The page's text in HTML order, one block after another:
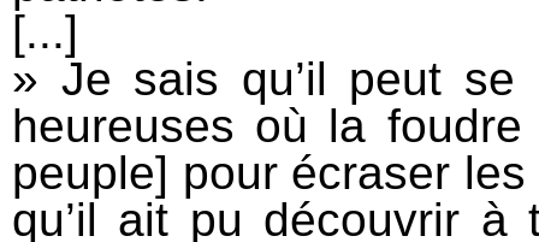
[...]
» Je sais qu’il peut se
heureuses où la
peuple] pour écraser
qu’il ait pu découvrir